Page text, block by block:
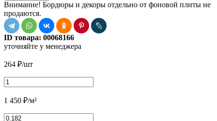
Внимание! Бордюры и декоры отдельно от фоновой плиты не
продаются.
ID товара: 00068166
уточняйте у менеджера
264 ₽/шт
1 450 ₽/м²